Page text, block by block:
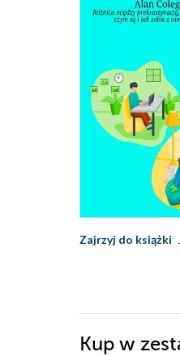
Zajrzyj do książki
Kup w